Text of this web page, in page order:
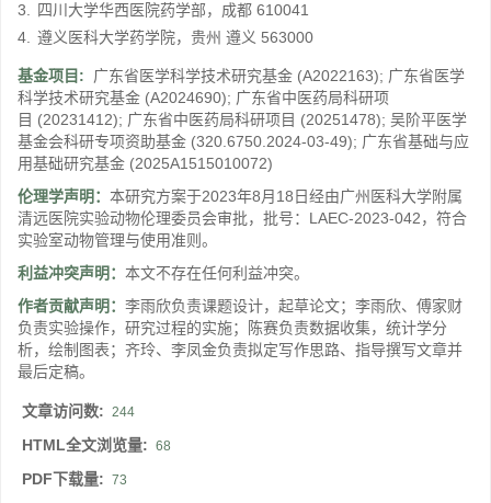
3. 四川大学华西医院药学部，成都 610041
4. 遵义医科大学药学院，贵州 遵义 563000
基金项目: 广东省医学科学技术研究基金 (A2022163); 广东省医学
科学技术研究基金 (A2024690); 广东省中医药局科研项
目 (20231412); 广东省中医药局科研项目 (20251478); 吴阶平医学
基金会科研专项资助基金 (320.6750.2024-03-49); 广东省基础与应
用基础研究基金 (2025A1515010072)
伦理学声明： 本研究方案于2023年8月18日经由广州医科大学附属
清远医院实验动物伦理委员会审批，批号：LAEC-2023-042，符合
实验室动物管理与使用准则。
利益冲突声明： 本文不存在任何利益冲突。
作者贡献声明： 李雨欣负责课题设计，起草论文；李雨欣、傅家财
负责实验操作，研究过程的实施；陈赛负责数据收集，统计学分
析，绘制图表；齐玲、李凤金负责拟定写作思路、指导撰写文章并
最后定稿。
文章访问数: 244
HTML全文浏览量: 68
PDF下载量: 73